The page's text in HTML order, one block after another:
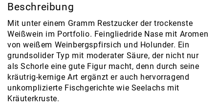
Beschreibung
Mit unter einem Gramm Restzucker der trockenste
Weißwein im Portfolio. Feingliedride Nase mit Aromen
von weißem Weinbergspfirsich und Holunder. Ein
grundsolider Typ mit moderater Säure, der nicht nur
als Schorle eine gute Figur macht, denn durch seine
kräutrig-kernige Art ergänzt er auch hervorragend
unkomplizierte Fischgerichte wie Seelachs mit
Kräuterkruste.